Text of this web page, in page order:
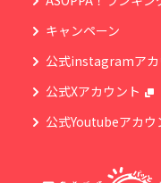
キャンペーン
公式instagramアカ
公式Xアカウント
公式Youtubeアカウ